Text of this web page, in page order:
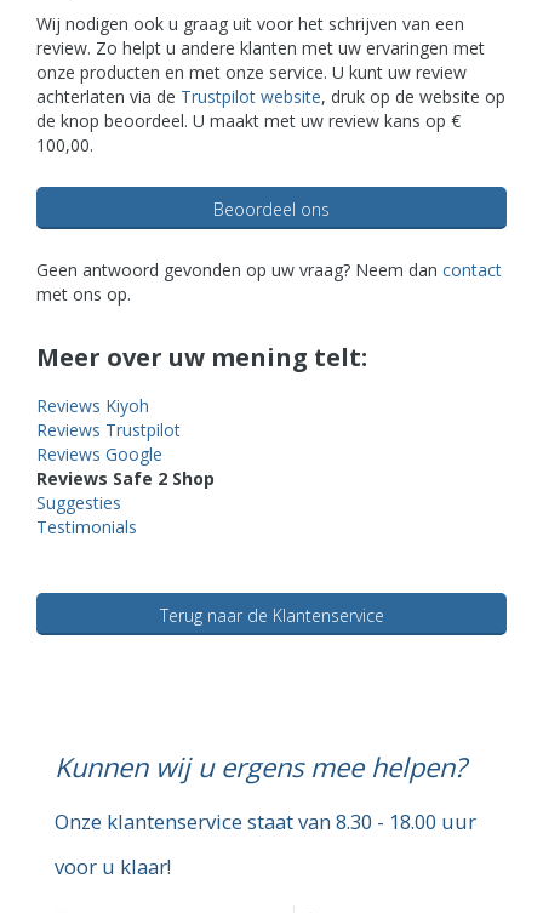
Wij nodigen ook u graag uit voor het schrijven van een
review. Zo helpt u andere klanten met uw ervaringen met
onze producten en met onze service. U kunt uw review
achterlaten via de Trustpilot website, druk op de website op
de knop beoordeel. U maakt met uw review kans op €
100,00.
Beoordeel ons
Geen antwoord gevonden op uw vraag? Neem dan contact
met ons op.
Meer over uw mening telt:
Reviews Kiyoh
Reviews Trustpilot
Reviews Google
Reviews Safe 2 Shop
Suggesties
Testimonials
Terug naar de Klantenservice
Kunnen wij u ergens mee helpen?
Onze klantenservice staat van 8.30 - 18.00 uur
voor u klaar!